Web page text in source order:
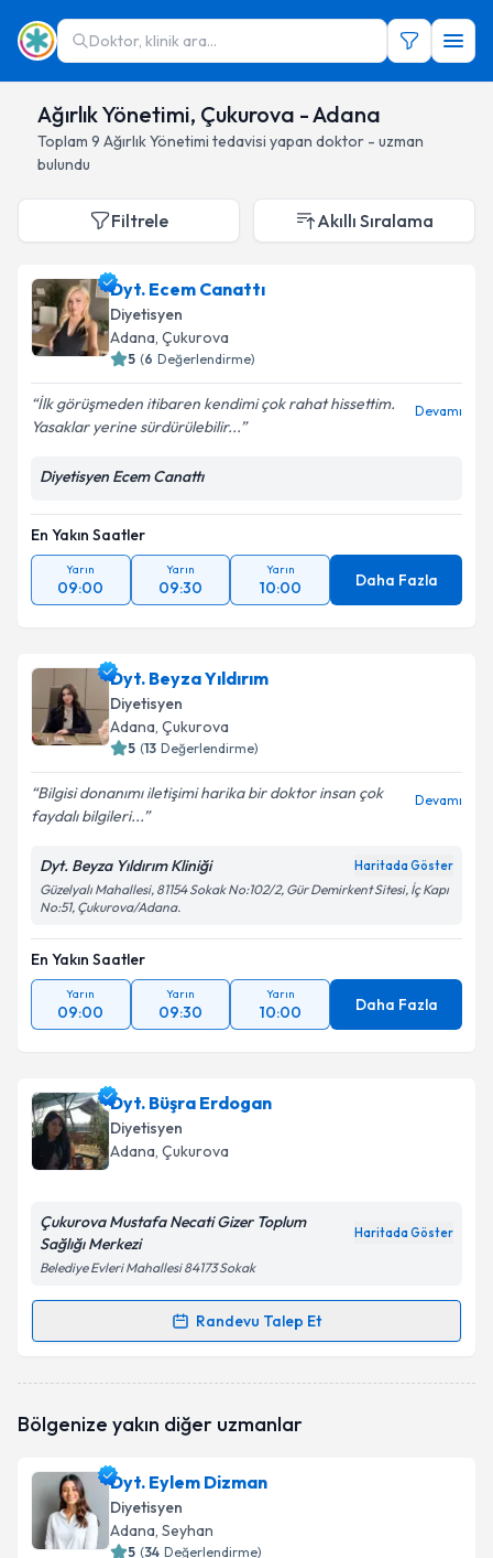
Doktor, klinik ara...
Ağırlık Yönetimi, Çukurova - Adana
Toplam 9 Ağırlık Yönetimi tedavisi yapan doktor - uzman
bulundu
Filtrele Akıllı Sıralama
Dyt. Ecem Canattı
Diyetisyen
Adana, Çukurova
5 (6 Değerlendirme)
İlk görüşmeden itibaren kendimi çok rahat hissettim.
Yasaklar yerine sürdürülebilir...
Devamı
Diyetisyen Ecem Canattı
En Yakın Saatler
Yarın
09:00
Yarın
09:30
Yarın
10:00 Daha Fazla
Dyt. Beyza Yıldırım
Diyetisyen
Adana, Çukurova
5 (13 Değerlendirme)
Bilgisi donanımı iletişimi harika bir doktor insan çok
faydalı bilgileri...
Devamı
Dyt. Beyza Yıldırım Kliniği Haritada Göster
Güzelyalı Mahallesi, 81154 Sokak No:102/2, Gür Demirkent Sitesi, İç Kapı
No:51, Çukurova/Adana.
En Yakın Saatler
Yarın
09:00
Yarın
09:30
Yarın
10:00 Daha Fazla
Dyt. Büşra Erdogan
Diyetisyen
Adana, Çukurova
Çukurova Mustafa Necati Gizer Toplum
Sağlığı Merkezi
Haritada Göster
Belediye Evleri Mahallesi 84173 Sokak
Randevu Talep Et
Randevu Takvimi Talebi
oluşturun. Size bu uzmandan randevu almanız için bir
E-posta Adresiniz
Bölgenize yakın diğer uzmanlar
Dyt. Eylem Dizman
Diyetisyen
Adana, Seyhan
5 (34 Değerlendirme)